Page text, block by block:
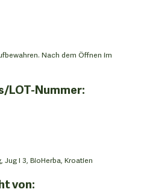
Nach dem Öffnen im
LOT-Nummer:
Jug I 3, BioHerba, Kroatien
von: